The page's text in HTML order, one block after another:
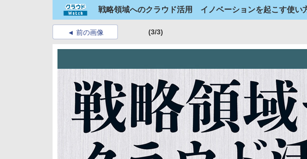
戦略領域へのクラウド活用 イノベーションを起こす使い
前の画像 (3/3)